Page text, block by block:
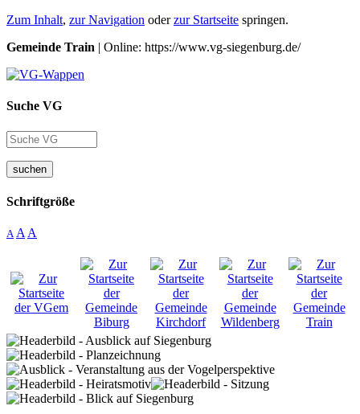
Zum Inhalt, zur Navigation oderzur Startseite springen.
Gemeinde Train | Online: https://www.vg-siegenburg.de/
Suche VG
suchen
Schriftgröße
A A A